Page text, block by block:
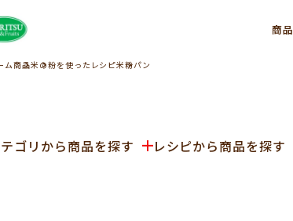
商品
ム商品米の粉を使ったレシピ米粉パン
ゴリから商品を探す レシピから商品を探す